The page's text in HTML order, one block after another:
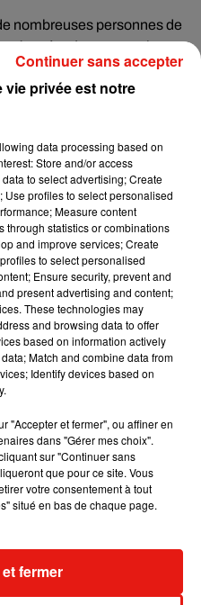
nombreuses personnes de
grâce à une eau plus
sont pas 100% naturelles,
André, également autrice de
12 semaines,
de ces produits. C'est vrai
a des ajouts de petites
il y a des petits additifs,
d'acidité, des
ou encore des
plutôtd'aromatiser son
ou bien de faire infuser
de menthe, de basilic ou
frais."Ça, au moins, c'est
moins cher", confie-t-elle. En
Up ciblé sur la rétro-
la capacité à percevoir
la marque), peut être
de 650 ml est à 29,99
prix des "Pods" entre 5,99 et
du constat que l'on
entre 41,93 et 62,93
vie privée est notre
data processing based on
Store and/or access
to select advertising; Create
profiles to select personalised
Measure content
through statistics or combinations
and improve services; Create
to select personalised
Ensure security, prevent and
present advertising and content;
These technologies may
and browsing data to offer
based on information actively
Match and combine data from
Identify devices based on
"Accepter et fermer", ou affiner en
dans "Gérer mes choix".
sur "Continuer sans
que pour ce site. Vous
votre consentement à tout
situé en bas de chaque page.
fermer
Continuer sans accepter